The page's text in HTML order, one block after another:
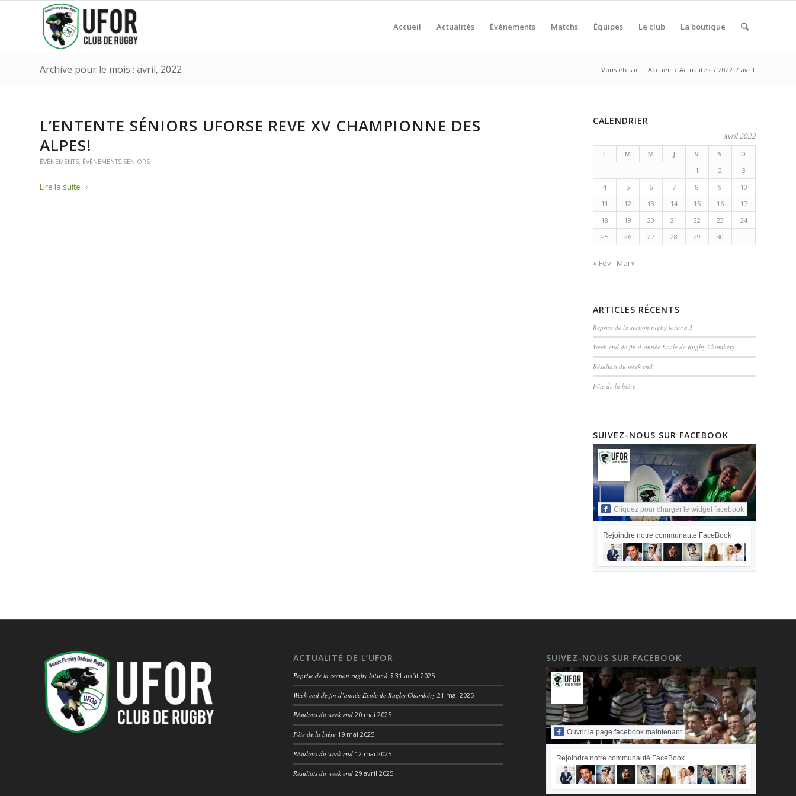
Accueil Actualités Évènements Matchs Équipes Le club La boutique
Archive pour le mois : avril, 2022 Vous êtes ici : Accueil / Actualités / 2022 / avril
L’ENTENTE SÉNIORS UFORSE REVE XV CHAMPIONNE DES
ALPES!
ÉVÈNEMENTS, ÉVÈNEMENTS SENIORS
Lire la suite
CALENDRIER
avril 2022
L M M J V S
D
1
2
3
4
5 6 7 8 9
10
11
12 13 14 15 16
17
18
19 20 21 22 23
24
25
26 27 28 29 30
« Fév Mai »
ARTICLES RÉCENTS
Reprise de la section rugby loisir à 5
Week-end de fin d’année Ecole de Rugby Chambéry
Résultats du week end
Fête de la bière
SUIVEZ-NOUS SUR FACEBOOK
Cliquez pour charger le widget facebook
Rejoindre notre communauté FaceBook
ACTUALITÉ DE L’UFOR
Reprise de la section rugby loisir à 5 31 août 2025
Week-end de fin d’année Ecole de Rugby Chambéry 21 mai 2025
Résultats du week end 20 mai 2025
Fête de la bière 19 mai 2025
Résultats du week end 12 mai 2025
Résultats du week end 29 avril 2025
SUIVEZ-NOUS SUR FACEBOOK
Ouvrir la page facebook maintenant
Rejoindre notre communauté FaceBook